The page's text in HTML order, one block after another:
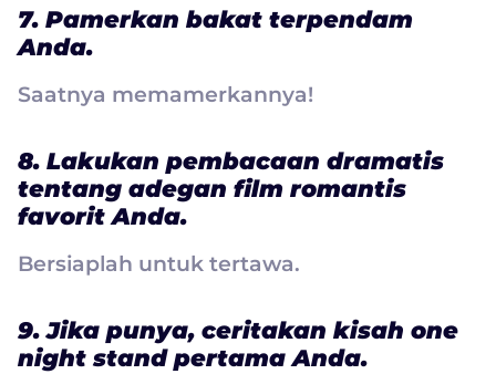
7. Pamerkan bakat terpendam
Anda.
Saatnya memamerkannya!
8. Lakukan pembacaan dramatis
tentang adegan film romantis
favorit Anda.
Bersiaplah untuk tertawa.
9. Jika punya, ceritakan kisah one
night stand pertama Anda.